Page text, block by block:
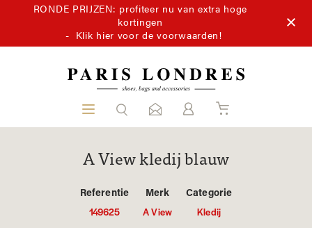
RONDE PRIJZEN: profiteer nu van extra hoge
kortingen
- Klik hier voor de voorwaarden!
A View kledij blauw
Referentie
149625
Merk
A View
Categorie
Kledij